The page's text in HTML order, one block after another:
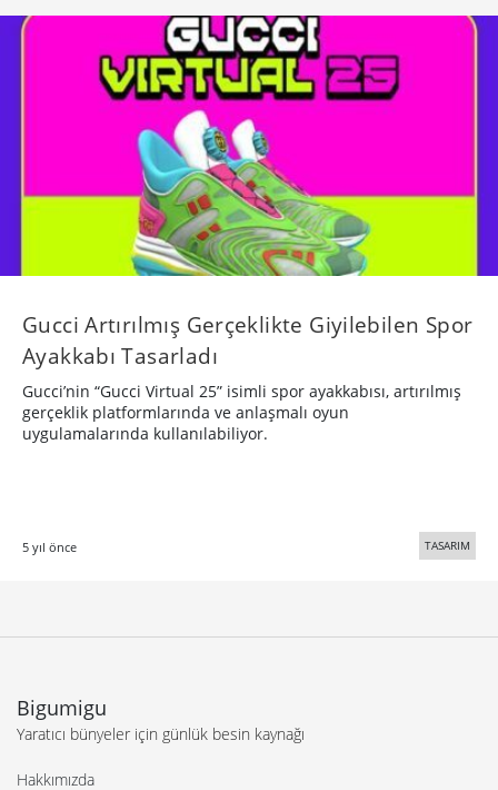
Gucci Artırılmış Gerçeklikte Giyilebilen Spor
Ayakkabı Tasarladı
Gucci’nin “Gucci Virtual 25” isimli spor ayakkabısı, artırılmış
gerçeklik platformlarında ve anlaşmalı oyun
uygulamalarında kullanılabiliyor.
5 yıl önce TASARIM
Bigumigu
Yaratıcı bünyeler için günlük besin kaynağı
Hakkımızda